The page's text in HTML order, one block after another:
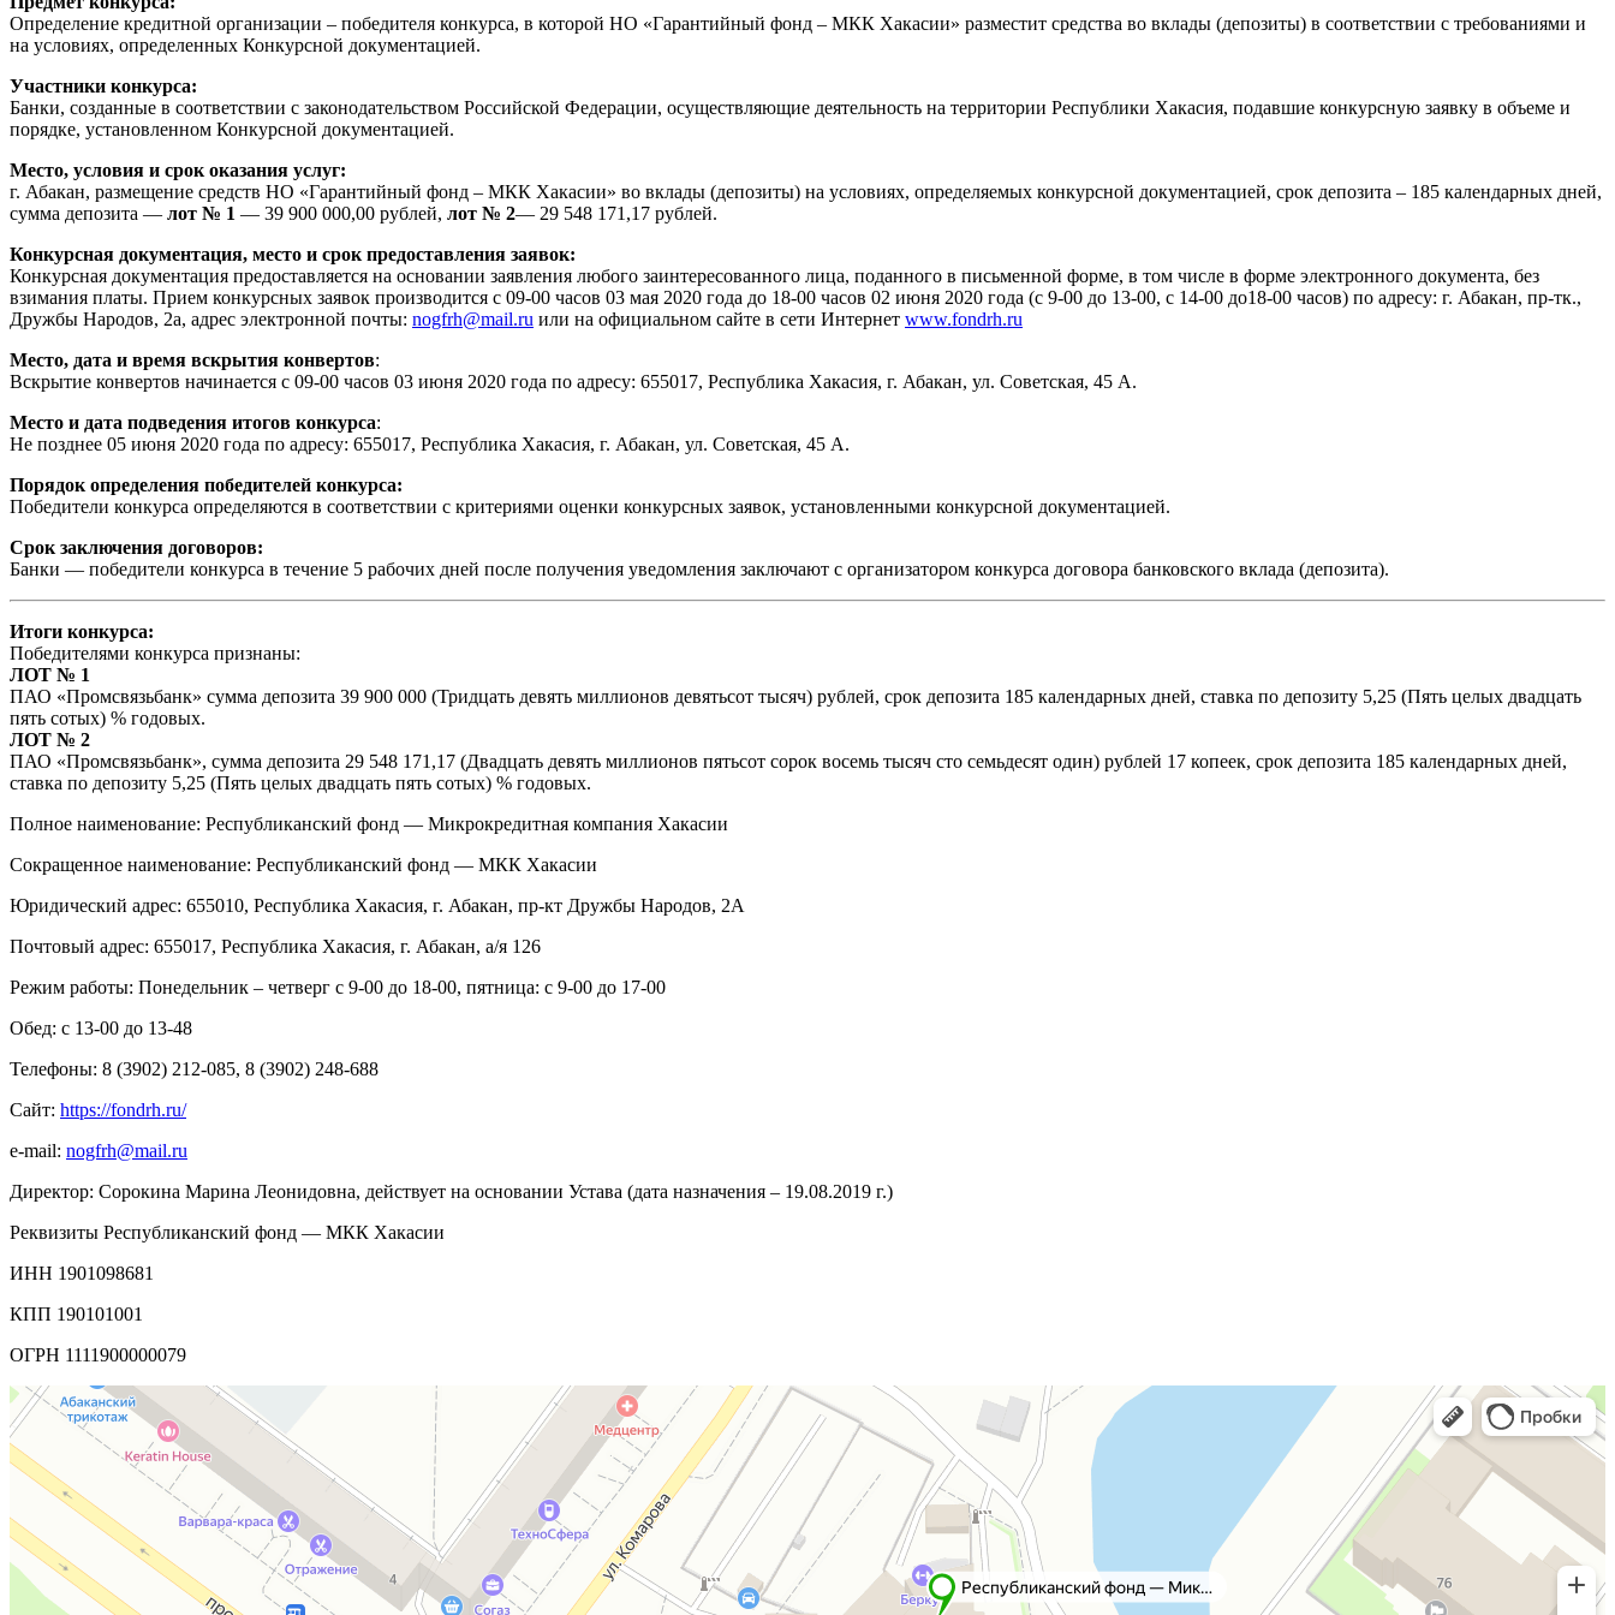
Определение кредитной организации – победителя конкурса, в которой НО «Гарантийный фонд – МКК Хакасии» разместит средства во вклады (депозиты) в соответствии с требованиями и
на условиях, определенных Конкурсной документацией.
Участники конкурса:
Банки, созданные в соответствии с законодательством Российской Федерации, осуществляющие деятельность на территории Республики Хакасия, подавшие конкурсную заявку в объеме и
порядке, установленном Конкурсной документацией.
Место, условия и срок оказания услуг:
г. Абакан, размещение средств НО «Гарантийный фонд – МКК Хакасии» во вклады (депозиты) на условиях, определяемых конкурсной документацией, срок депозита – 185 календарных дней,
сумма депозита — лот № 1 — 39 900 000,00 рублей, лот № 2— 29 548 171,17 рублей.
Конкурсная документация, место и срок предоставления заявок:
Конкурсная документация предоставляется на основании заявления любого заинтересованного лица, поданного в письменной форме, в том числе в форме электронного документа, без
взимания платы. Прием конкурсных заявок производится с 09-00 часов 03 мая 2020 года до 18-00 часов 02 июня 2020 года (с 9-00 до 13-00, с 14-00 до18-00 часов) по адресу: г. Абакан, пр-тк.,
Дружбы Народов, 2а, адрес электронной почты: nogfrh@mail.ru или на официальном сайте в сети Интернет www.fondrh.ru
Место, дата и время вскрытия конвертов:
Вскрытие конвертов начинается с 09-00 часов 03 июня 2020 года по адресу: 655017, Республика Хакасия, г. Абакан, ул. Советская, 45 А.
Место и дата подведения итогов конкурса:
Не позднее 05 июня 2020 года по адресу: 655017, Республика Хакасия, г. Абакан, ул. Советская, 45 А.
Порядок определения победителей конкурса:
Победители конкурса определяются в соответствии с критериями оценки конкурсных заявок, установленными конкурсной документацией.
Срок заключения договоров:
Банки — победители конкурса в течение 5 рабочих дней после получения уведомления заключают с организатором конкурса договора банковского вклада (депозита).
Итоги конкурса:
Победителями конкурса признаны:
ЛОТ № 1
ПАО «Промсвязьбанк» сумма депозита 39 900 000 (Тридцать девять миллионов девятьсот тысяч) рублей, срок депозита 185 календарных дней, ставка по депозиту 5,25 (Пять целых двадцать
пять сотых) % годовых.
ЛОТ № 2
ПАО «Промсвязьбанк», сумма депозита 29 548 171,17 (Двадцать девять миллионов пятьсот сорок восемь тысяч сто семьдесят один) рублей 17 копеек, срок депозита 185 календарных дней,
ставка по депозиту 5,25 (Пять целых двадцать пять сотых) % годовых.
Полное наименование: Республиканский фонд — Микрокредитная компания Хакасии
Сокращенное наименование: Республиканский фонд — МКК Хакасии
Юридический адрес: 655010, Республика Хакасия, г. Абакан, пр-кт Дружбы Народов, 2А
Почтовый адрес: 655017, Республика Хакасия, г. Абакан, а/я 126
Режим работы: Понедельник – четверг с 9-00 до 18-00, пятница: с 9-00 до 17-00
Обед: с 13-00 до 13-48
Телефоны: 8 (3902) 212-085, 8 (3902) 248-688
Сайт: https://fondrh.ru/
e-mail: nogfrh@mail.ru
Директор: Сорокина Марина Леонидовна, действует на основании Устава (дата назначения – 19.08.2019 г.)
Реквизиты Республиканский фонд — МКК Хакасии
ИНН 1901098681
КПП 190101001
ОГРН 1111900000079